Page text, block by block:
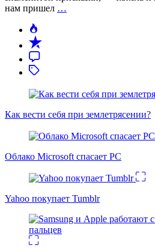
нам пришел …
Как вести себя при землетрясении?
Облако Microsoft спасает PC
Yahoo покупает Tumblr